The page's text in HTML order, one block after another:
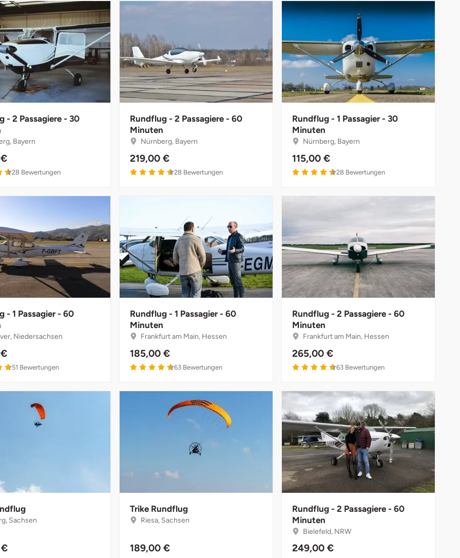
- 2 Passagiere - 30
Bayern
28 Bewertungen
Rundflug - 2 Passagiere - 60
Minuten
Nürnberg, Bayern
219,00 €
28 Bewertungen
Rundflug - 1 Passagier - 30
Minuten
Nürnberg, Bayern
115,00 €
28 Bewertungen
- 1 Passagier - 60
Niedersachsen
51 Bewertungen
Rundflug - 1 Passagier - 60
Minuten
Frankfurt am Main, Hessen
185,00 €
63 Bewertungen
Rundflug - 2 Passagiere - 60
Minuten
Frankfurt am Main, Hessen
265,00 €
63 Bewertungen
Sachsen
Trike Rundflug
Riesa, Sachsen
189,00 €
Rundflug - 2 Passagiere - 60
Minuten
Bielefeld, NRW
249,00 €